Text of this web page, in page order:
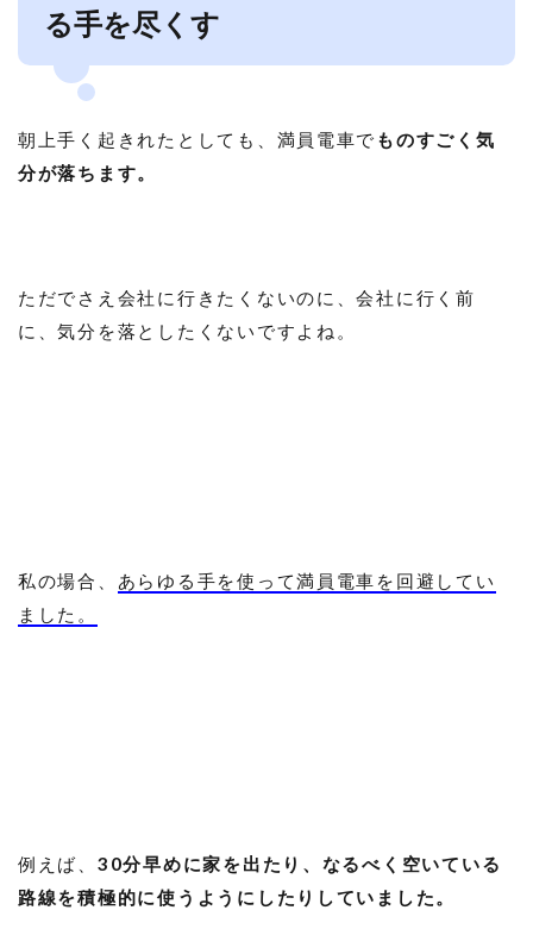
る手を尽くす
朝上手く起きれたとしても、満員電車で ものすごく気
分が落ちます。
ただでさえ会社に行きたくないのに、会社に行く前
に、気分を落としたくないですよね。
私の場合、 あらゆる手を使って満員電車を回避してい
ました。
例えば、 30分早めに家を出たり、なるべく空いている
路線を積極的に使うようにしたりしていました。